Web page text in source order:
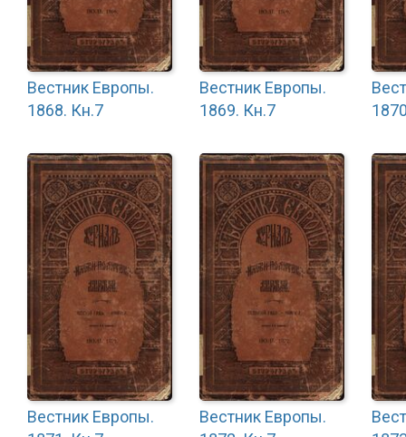
Вестник Европы.
1868. Кн.7
Вестник Европы.
1869. Кн.7
Вестник Европы.
Вестник Европы.